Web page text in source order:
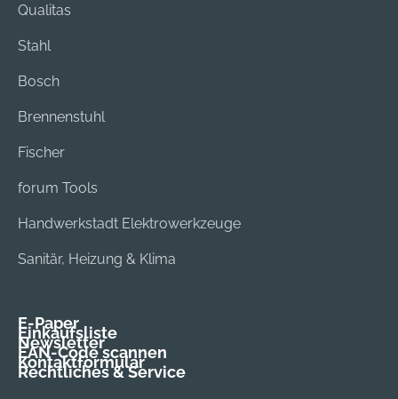
Qualitas
Stahl
Bosch
Brennenstuhl
Fischer
forum Tools
Handwerkstadt Elektrowerkzeuge
Sanitär, Heizung & Klima
E-Paper
Einkaufsliste
Newsletter
EAN-Code scannen
Kontaktformular
Rechtliches & Service